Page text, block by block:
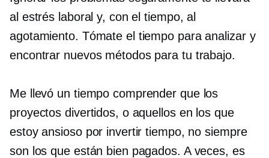
al estrés laboral y, con el tiempo, al
agotamiento. Tómate el tiempo para analizar y
encontrar nuevos métodos para tu trabajo.
Me llevó un tiempo comprender que los
proyectos divertidos, o aquellos en los que
estoy ansioso por invertir tiempo, no siempre
son los que están bien pagados. A veces, es